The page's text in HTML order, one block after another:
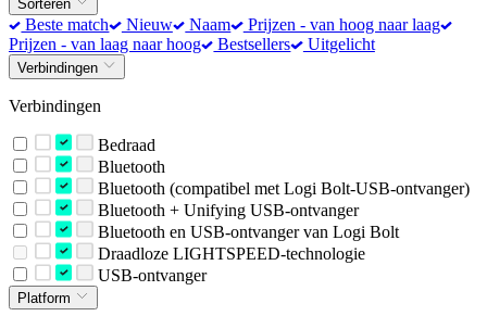
Sorteren
Beste match Nieuw Naam
Prijzen - van hoog naar laag
Prijzen - van laag naar hoog
Bestsellers Uitgelicht
Verbindingen
Verbindingen
Bedraad
Bluetooth
Bluetooth (compatibel met Logi Bolt-USB-ontvanger)
Bluetooth + Unifying USB-ontvanger
Bluetooth en USB-ontvanger van Logi Bolt
Draadloze LIGHTSPEED-technologie
USB-ontvanger
Platform